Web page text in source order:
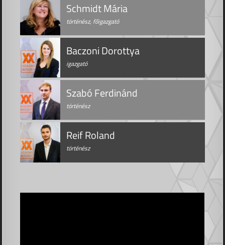
Schmidt Mária
történész, főigazgató
Baczoni Dorottya
igazgató
Szabó Ferdinánd
történész
Reif Roland
történész